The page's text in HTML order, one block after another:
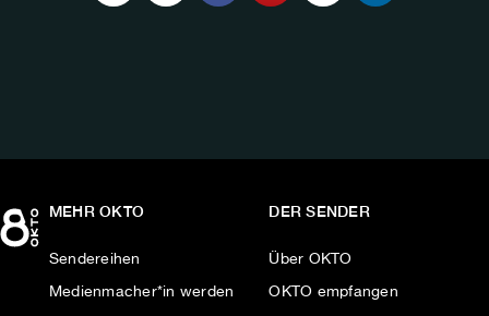
MEHR OKTO
Sendereihen
Medienmacher*in werden
DER SENDER
Über OKTO
OKTO empfangen